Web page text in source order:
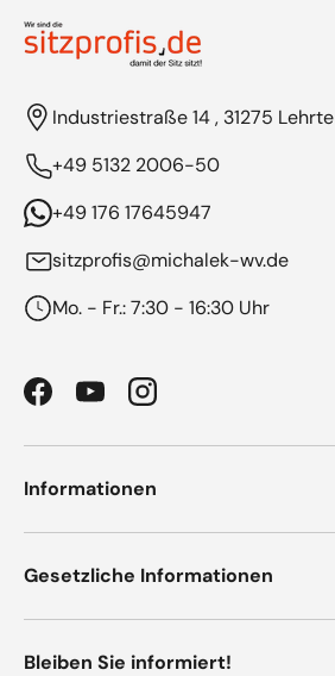
Industriestraße 14 , 31275 Lehrte
+49 5132 2006-50
+49 176 17645947
sitzprofis@michalek-wv.de
Mo. - Fr.: 7:30 - 16:30 Uhr
FacebookYouTubeInstagram
Informationen
Gesetzliche Informationen
Bleiben Sie informiert!